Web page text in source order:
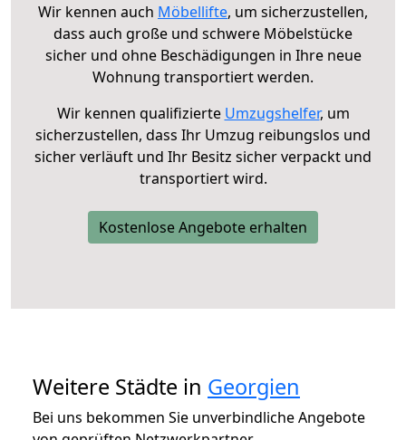
Wir kennen auch Möbellifte, um sicherzustellen,
dass auch große und schwere Möbelstücke
sicher und ohne Beschädigungen in Ihre neue
Wohnung transportiert werden.
Wir kennen qualifizierte Umzugshelfer, um
sicherzustellen, dass Ihr Umzug reibungslos und
sicher verläuft und Ihr Besitz sicher verpackt und
transportiert wird.
Kostenlose Angebote erhalten
Weitere Städte in Georgien
Bei uns bekommen Sie unverbindliche Angebote